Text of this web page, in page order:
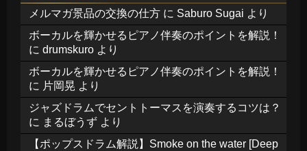
メルマガ景品の交換の仕方 に Saburo Sugai より
ボーカルを輝かせるピアノ伴奏のポイントを解説！
に drumskuro より
ボーカルを輝かせるピアノ伴奏のポイントを解説！
に 片岡晃 より
ジャズドラムでセントトーマスを演奏するコツは？
に まるぼうず より
【ポップスドラム解説】Smoke on the water [Deep